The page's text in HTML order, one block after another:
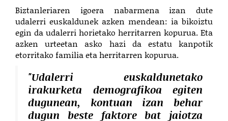
Biztanleriaren igoera nabarmena izan dute
udalerri euskaldunek azken mendean: ia bikoiztu
egin da udalerri horietako herritarren kopurua. Eta
azken urteetan asko hazi da estatu kanpotik
etorritako familia eta herritarren kopurua.
"Udalerri euskaldunetako
irakurketa demografikoa egiten
dugunean, kontuan izan behar
dugun beste faktore bat jaiotza